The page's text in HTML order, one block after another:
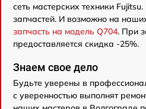
сеть мастерских техники
запчастей. И возможно на
запчасть на модель Q704. При
предоставляется скидка -25%.
Знаем свое дело
Будьте уверены в
с уверенностью выполнят